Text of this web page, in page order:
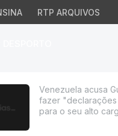
RTP ARQUIVOS
Venezuela acusa
fazer "declarações
para o seu alto